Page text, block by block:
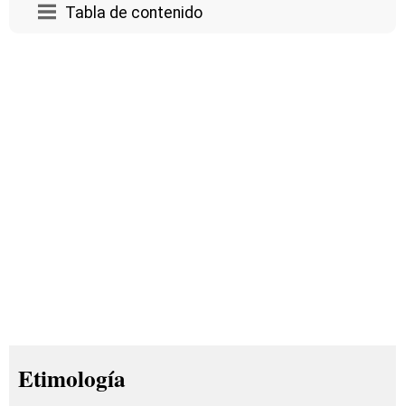
Tabla de contenido
Etimología